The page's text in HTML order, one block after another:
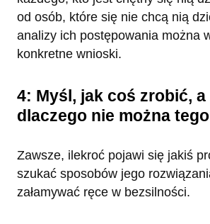
od osób, które się nie chcą nią
analizy ich postępowania można
konkretne wnioski.
4: Myśl, jak coś zrobić, a
dlaczego nie można
Zawsze, ilekroć pojawi się jakiś
szukać sposobów jego
załamywać ręce w bezsilności.